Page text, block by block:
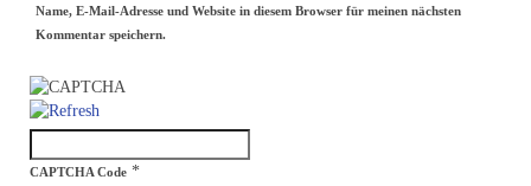
Name, E-Mail-Adresse und Website in diesem Browser für meinen nächsten
Kommentar speichern.
CAPTCHA Code *